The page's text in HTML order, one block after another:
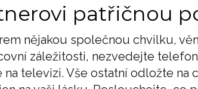
patřičnou
nějakou společnou chvilku,
záležitosti, nezvedejte
televizi. Vše ostatní odložte na